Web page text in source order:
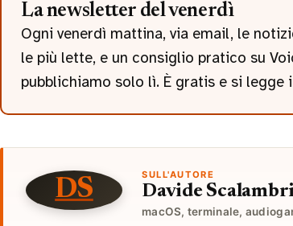
La newsletter del venerdì
Ogni venerdì mattina, via email, le
le più lette, e un consiglio pratico su
pubblichiamo solo lì. È gratis e si legge
DS
SULL'AUTORE
Davide
macOS, terminale,